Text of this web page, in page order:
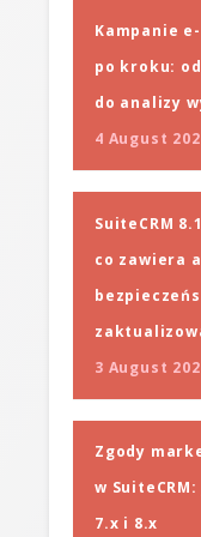
Kampanie
po kroku:
do analizy
4 August
SuiteCRM
co zawiera
3 August
Zgody
w
7.x i 8.x